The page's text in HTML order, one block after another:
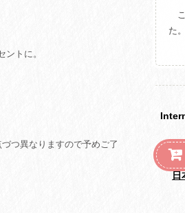
トに。
つ異なりますので予めご了
た